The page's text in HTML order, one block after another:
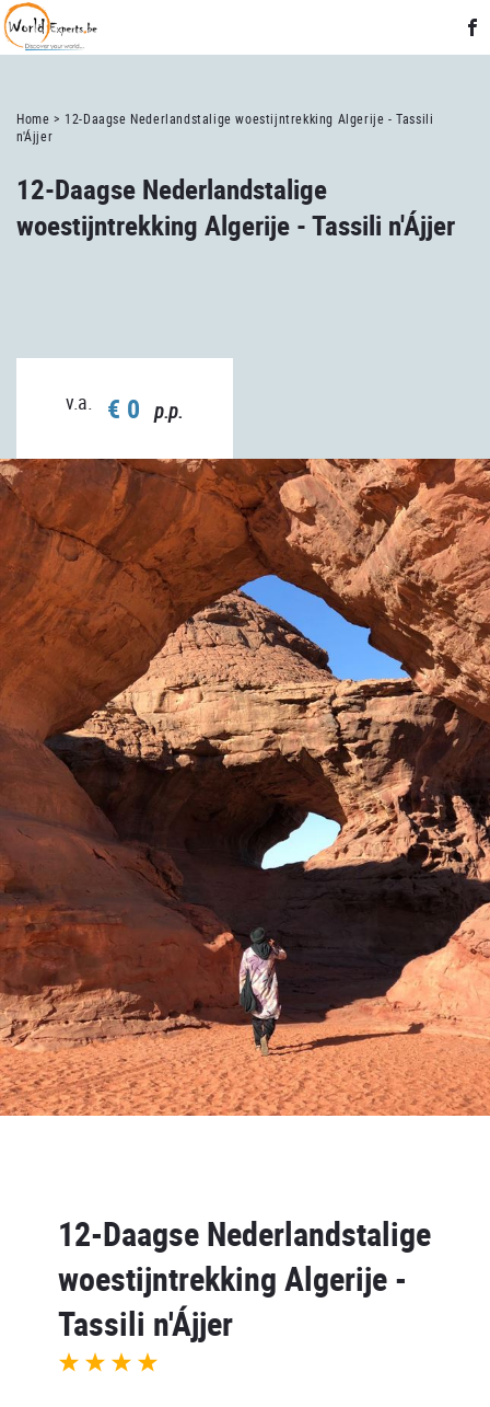
Home > 12-Daagse Nederlandstalige woestijntrekking Algerije - Tassili
n'Ájjer
12-Daagse Nederlandstalige
woestijntrekking Algerije - Tassili n'Ájjer
v.a. € 0 p.p.
12-Daagse Nederlandstalige
woestijntrekking Algerije -
Tassili n'Ájjer